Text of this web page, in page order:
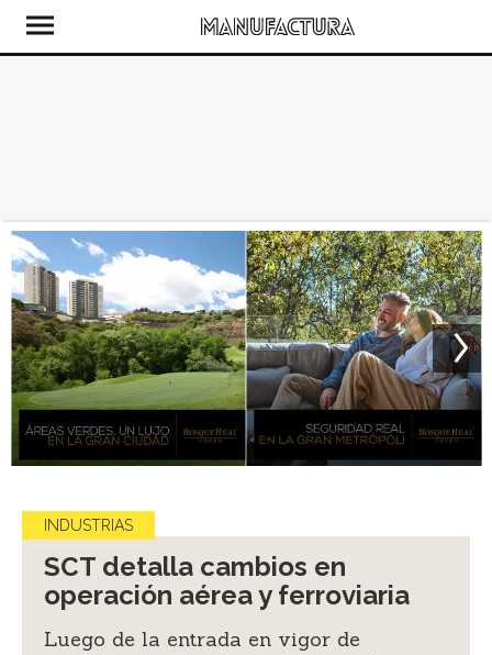
INDUSTRIAS
SCT detalla cambios en
operación aérea y ferroviaria
Luego de la entrada en vigor de